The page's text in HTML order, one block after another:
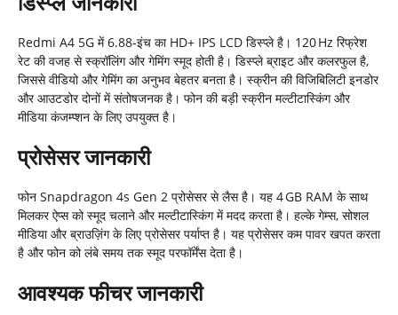
Redmi A4 5G में 6.88‑इंच का HD+ IPS LCD डिस्प्ले है। 120 Hz रिफ्रेश
रेट की वजह से स्क्रॉलिंग और गेमिंग स्मूद होती है। डिस्प्ले ब्राइट और कलरफुल है,
जिससे वीडियो और गेमिंग का अनुभव बेहतर बनता है। स्क्रीन की विजिबिलिटी इनडोर
और आउटडोर दोनों में संतोषजनक है। फोन की बड़ी स्क्रीन मल्टीटास्किंग और
मीडिया कंजम्प्शन के लिए उपयुक्त है।
प्रोसेसर जानकारी
फोन Snapdragon 4s Gen 2 प्रोसेसर से लैस है। यह 4 GB RAM के साथ
मिलकर ऐप्स को स्मूद चलाने और मल्टीटास्किंग में मदद करता है। हल्के गेम्स, सोशल
मीडिया और ब्राउज़िंग के लिए प्रोसेसर पर्याप्त है। यह प्रोसेसर कम पावर खपत करता
है और फोन को लंबे समय तक स्मूद परफॉर्मेंस देता है।
आवश्यक फीचर जानकारी